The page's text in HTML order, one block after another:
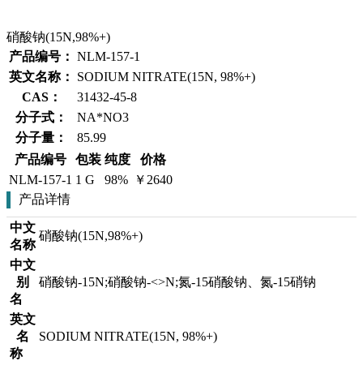
硝酸钠(15N,98%+)
产品编号： NLM-157-1
英文名称：
SODIUM NITRATE(15N, 98%+)
CAS：
31432-45-8
分子式：
NA*NO3
分子量：
85.99
产品编号
包装 纯度
价格
NLM-157-1 1 G 98%
￥2640
产品详情
中文
名称
硝酸钠(15N,98%+)
中文
别
名
硝酸钠-15N;硝酸钠-<>N;氮-15硝酸钠、氮-15硝钠
英文
名
称
SODIUM NITRATE(15N, 98%+)